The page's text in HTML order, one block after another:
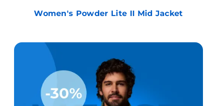
Women's Powder Lite II Mid Jacket